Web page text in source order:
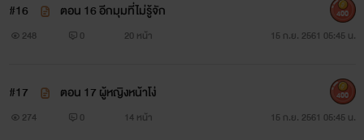
#16 ตอน 16 อีกมุมที่ไม่รู้จัก
248 0 20 หน้า 15 ก.ย. 2561 05:45 น.
400
#17 ตอน 17 ผู้หญิงหน้าโง่
274 0 14 หน้า 15 ก.ย. 2561 05:45 น.
400